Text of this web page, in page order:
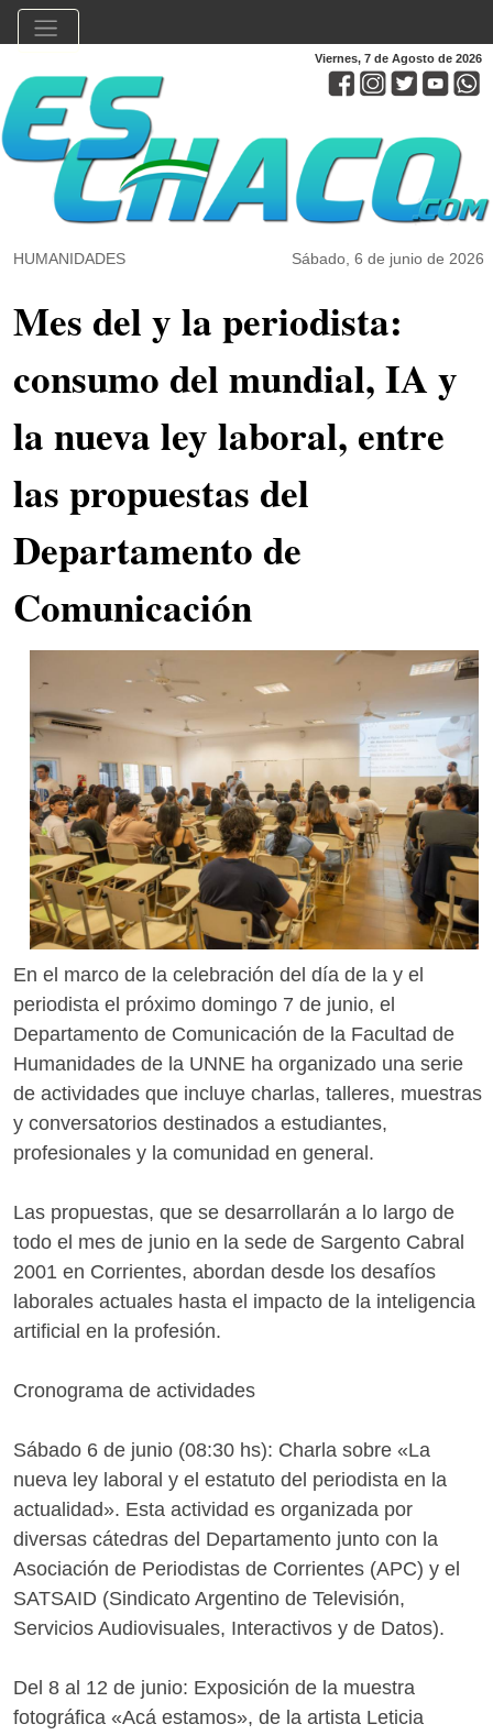
Viernes, 7 de Agosto de 2026
HUMANIDADES Sábado, 6 de junio de 2026
Mes del y la periodista:
consumo del mundial, IA y
la nueva ley laboral, entre
las propuestas del
Departamento de
Comunicación
En el marco de la celebración del día de la y el
periodista el próximo domingo 7 de junio, el
Departamento de Comunicación de la Facultad de
Humanidades de la UNNE ha organizado una serie
de actividades que incluye charlas, talleres, muestras
y conversatorios destinados a estudiantes,
profesionales y la comunidad en general.
Las propuestas, que se desarrollarán a lo largo de
todo el mes de junio en la sede de Sargento Cabral
2001 en Corrientes, abordan desde los desafíos
laborales actuales hasta el impacto de la inteligencia
artificial en la profesión.
Cronograma de actividades
Sábado 6 de junio (08:30 hs): Charla sobre «La
nueva ley laboral y el estatuto del periodista en la
actualidad». Esta actividad es organizada por
diversas cátedras del Departamento junto con la
Asociación de Periodistas de Corrientes (APC) y el
SATSAID (Sindicato Argentino de Televisión,
Servicios Audiovisuales, Interactivos y de Datos).
Del 8 al 12 de junio: Exposición de la muestra
fotográfica «Acá estamos», de la artista Leticia